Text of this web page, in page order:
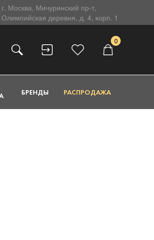
г. Москва, Мичуринский пр-т,
Олимпийская деревня, д. 4, корп. 1
0
БРЕНДЫ РАСПРОДАЖА